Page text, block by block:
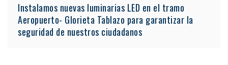
Instalamos nuevas luminarias LED en el tramo
Aeropuerto- Glorieta Tablazo para garantizar la
seguridad de nuestros ciudadanos